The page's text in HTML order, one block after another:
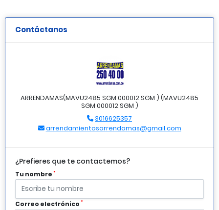
Contáctanos
ARRENDAMAS(MAVU2485 SGM 000012 SGM ) (MAVU2485
SGM 000012 SGM )
3016625357
arrendamientosarrendamas@gmail.com
¿Prefieres que te contactemos?
Tu nombre *
Correo electrónico *